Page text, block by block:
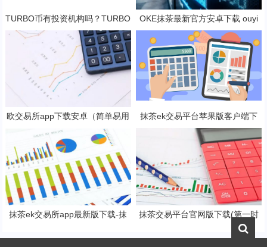
TURBO币有投资机构吗？TURBO
这个币适合长久持有吗？
OKE抹茶最新官方安卓下载 ouyi
安卓v6.33.0最新版2023
欧交易所app下载安卓（简单易用
的数字货币交易app）
抹茶ek交易平台苹果版客户端下
载 抹茶ek挖矿软件官方地址
抹茶ek交易所app最新版下载-抹
抹茶交易平台官网版下载(第一时
间了解全球数字货币消息)